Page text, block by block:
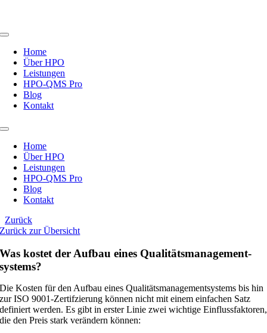
springen
Toggle
NavigationHome
Über HPO
Leistungen
HPO-QMS Pro
Blog
Kontakt
Toggle
NavigationHome
Über HPO
Leistungen
HPO-QMS Pro
Blog
Kontakt
Zurück
Zurück zur Übersicht
Was kostet der Aufbau eines Qualitätsmanagement-
systems?
Die Kosten für den Aufbau eines Qualitätsmanagementsystems bis hin
zur ISO 9001-Zertifzierung können nicht mit einem einfachen Satz
definiert werden. Es gibt in erster Linie zwei wichtige Einflussfaktoren,
die den Preis stark verändern können: